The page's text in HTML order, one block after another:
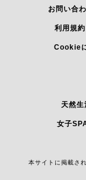
お問い合
利用規約
Cookie
天然
女子
本サイトに掲載さ